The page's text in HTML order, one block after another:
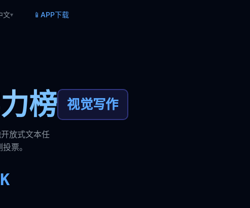
文▾ 📱 APP下载
榜 视觉写作
放式文本任
票。